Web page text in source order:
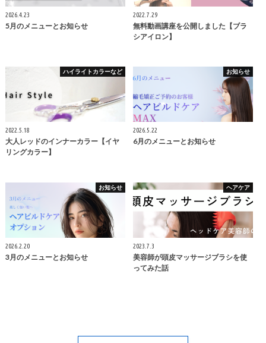
2026.4.23
5月のメニューとお知らせ
2022.7.29
無料動画講座を公開しました【ブラ
シアイロン】
ハイライトカラーなど
2022.5.18
大人レッドのインナーカラー【イヤ
リングカラー】
お知らせ
2026.5.22
6月のメニューとお知らせ
お知らせ
2026.2.20
3月のメニューとお知らせ
ヘアケア
2023.7.3
美容師が頭皮マッサージブラシを使
ってみた話